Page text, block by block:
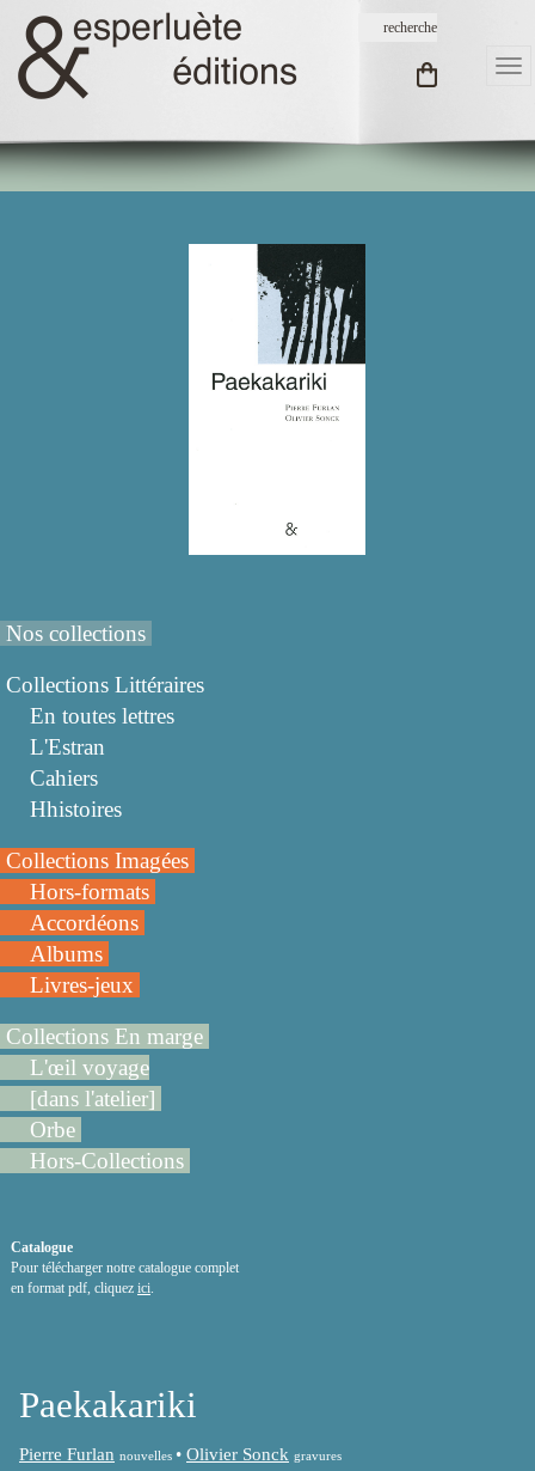
Nos collections
Collections Littéraires
En toutes lettres
L'Estran
Cahiers
Hhistoires
Collections Imagées
Hors-formats
Accordéons
Albums
Livres-jeux
Collections En marge
L'œil voyage
[dans l'atelier]
Orbe
Hors-Collections
Catalogue
Pour télécharger notre catalogue complet
en format pdf, cliquez ici
Paekakariki
Pierre Furlan nouvelles • Olivier Sonck gravures